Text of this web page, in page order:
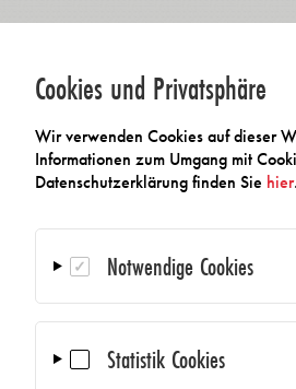
Cookies und Privatsphäre
Wir verwenden Cookies auf dieser
Informationen zum Umgang mit
Datenschutzerklärung finden Sie hier.
Notwendige Cookies
Statistik Cookies